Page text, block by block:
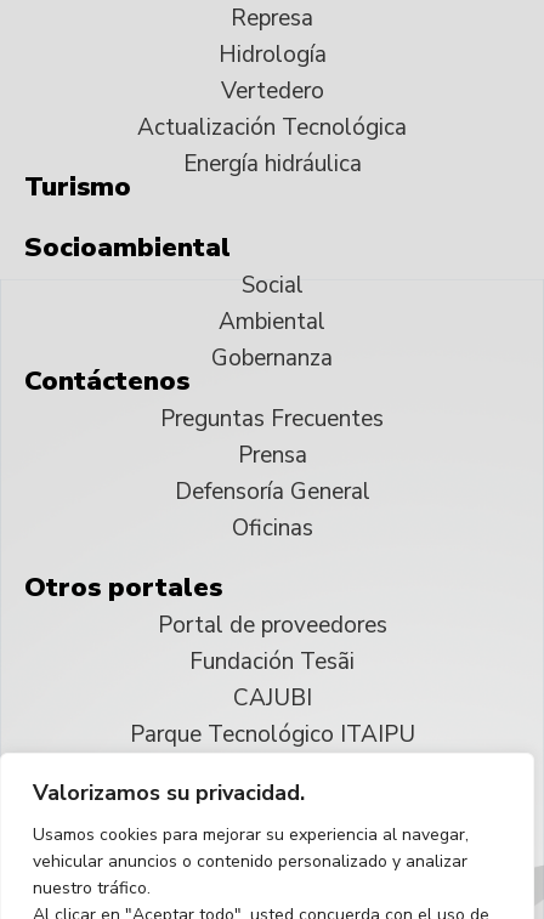
Valorizamos su privacidad.
Usamos cookies para mejorar su experiencia al navegar,
vehicular anuncios o contenido personalizado y analizar
nuestro tráfico.
Represa
Hidrología
Vertedero
Actualización Tecnológica
Energía hidráulica
Turismo
Socioambiental
Social
Ambiental
Gobernanza
Contáctenos
Preguntas Frecuentes
Prensa
Defensoría General
Oficinas
Otros portales
Portal de proveedores
Fundación Tesãi
CAJUBI
Parque Tecnológico ITAIPU
Reservados todos los derechos
Español